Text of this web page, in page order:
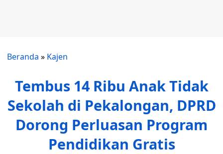
Beranda » Kajen
Tembus 14 Ribu Anak Tidak
Sekolah di Pekalongan, DPRD
Dorong Perluasan Program
Pendidikan Gratis